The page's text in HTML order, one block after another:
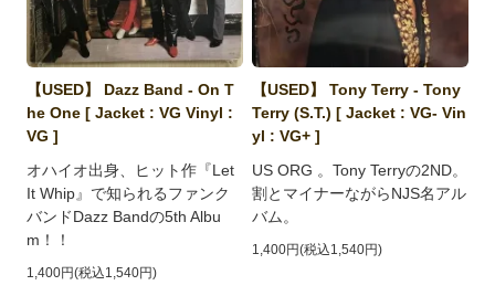
【USED】 Dazz Band - On T
he One [ Jacket : VG Vinyl :
VG ]
オハイオ出身、ヒット作『Let
It Whip』で知られるファンク
バンドDazz Bandの5th Albu
m！！
1,400円(税込1,540円)
【USED】 Tony Terry - Tony
Terry (S.T.) [ Jacket : VG- Vin
yl : VG+ ]
US ORG 。Tony Terryの2ND。
割とマイナーながらNJS名アル
バム。
1,400円(税込1,540円)